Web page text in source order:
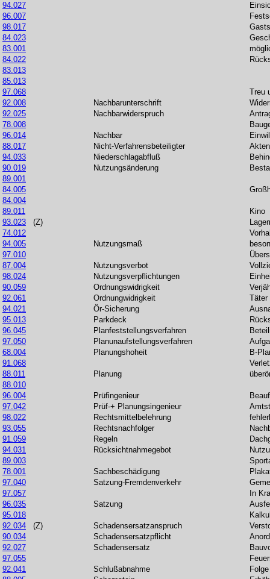
94.027
96.007
98.017
84.023
83.001
84.022
83.013
85.013
97.068
Treu
92.008
Nachbarunterschrift
92.025
Nachbarwiderspruch
78.008
96.014
Nachbar
88.017
Nicht-Verfahrensbeteiligter
94.033
Niederschlagabfluß
90.019
Nutzungsänderung
89.001
84.005
84.004
89.011
Kino
93.023
(Z)
74.012
94.005
Nutzungsmaß
97.010
87.004
Nutzungsverbot
98.024
Nutzungsverpflichtungen
90.059
Ordnungswidrigkeit
92.061
Ordnungwidrigkeit
Täter
94.021
Ör-Sicherung
95.013
Parkdeck
96.045
Planfeststellungsverfahren
97.050
Planunaufstellungsverfahren
68.004
Planungshoheit
B-
91.068
88.011
Planung
88.010
96.004
Prüfingenieur
97.042
Prüf-+ Planungsingenieur
98.022
Rechtsmittelbelehrung
93.055
Rechtsnachfolger
91.059
Regeln
94.031
Rücksichtnahmegebot
89.003
78.001
Sachbeschädigung
97.040
Satzung-Fremdenverkehr
97.057
In
96.035
Satzung
95.018
92.034
(Z) Schadensersatzanspruch
90.034
Schadensersatzpflicht
92.027
Schadensersatz
97.055
92.041
Schlußabnahme
Folge